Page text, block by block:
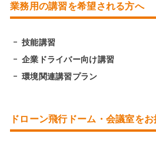
業務用の講習を希望される方へ
技能講習
企業ドライバー向け講習
環境関連講習プラン
ドローン飛行ドーム・会議室を